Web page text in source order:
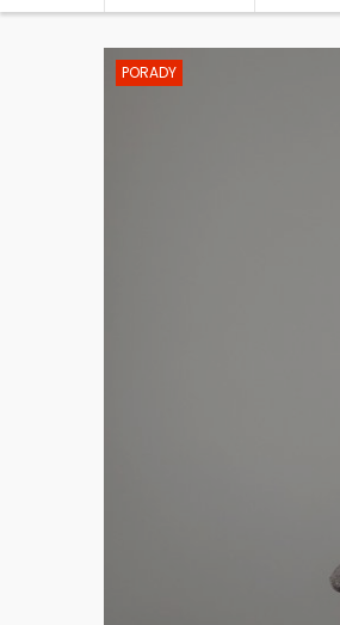
PORADY